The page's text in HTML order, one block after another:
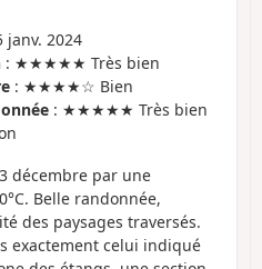
janv. 2024
: ★★★★★ Très bien
: ★★★★☆ Bien
: ★★★★★ Très bien
décembre par une
Belle randonnée,
des paysages traversés.
exactement celui indiqué